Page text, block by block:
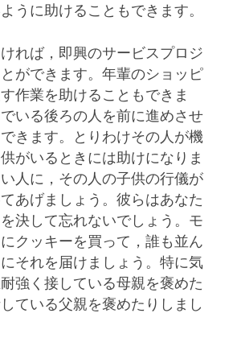
うに助けることもできます。
れば，即興のサービスプロジ
ができます。年輩のショッピ
作業を助けることもできま
いる後ろの人を前に進めさせ
きます。とりわけその人が機
がいるときには助けになりま
人に，その人の子供の行儀が
あげましょう。彼らはあなた
決して忘れないでしょう。モ
クッキーを買って，誰も並ん
それを届けましょう。特に気
強く接している母親を褒めた
ている父親を褒めたりしまし